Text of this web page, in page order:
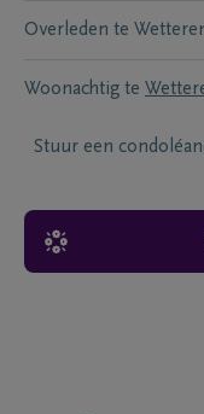
Overleden te
Woonachtig te
Stuur een